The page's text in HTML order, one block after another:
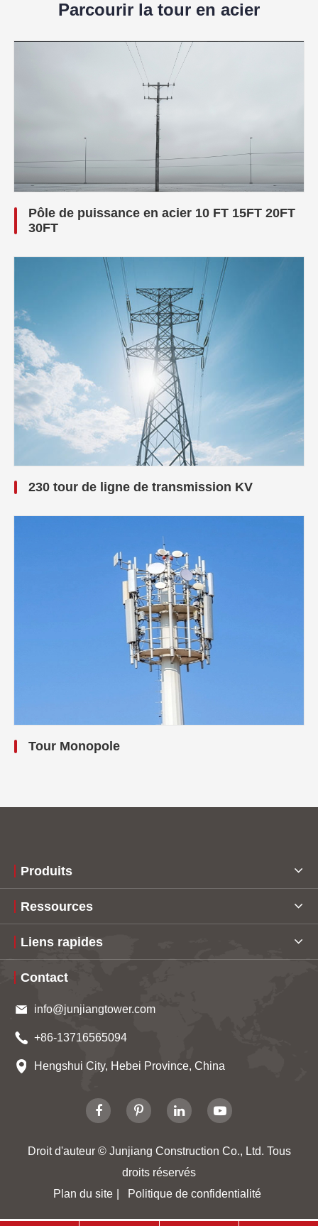
Parcourir la tour en acier
Pôle de puissance en acier 10 FT 15FT 20FT
30FT
230 tour de ligne de transmission KV
Tour Monopole
Produits
Ressources
Liens rapides
Contact
info@junjiangtower.com
+86-13716565094
Hengshui City, Hebei Province, China
Droit d'auteur © Junjiang Construction Co., Ltd. Tous
droits réservés
Plan du site
Politique de confidentialité